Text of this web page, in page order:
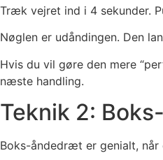
Træk vejret ind i 4 sekunder.
Nøglen er udåndingen. Den
Hvis du vil gøre den mere
næste handling.
Teknik 2:
Boks-åndedræt er genialt,